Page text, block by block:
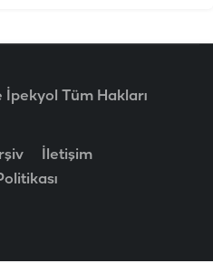
Tüm Hakları
İletişim